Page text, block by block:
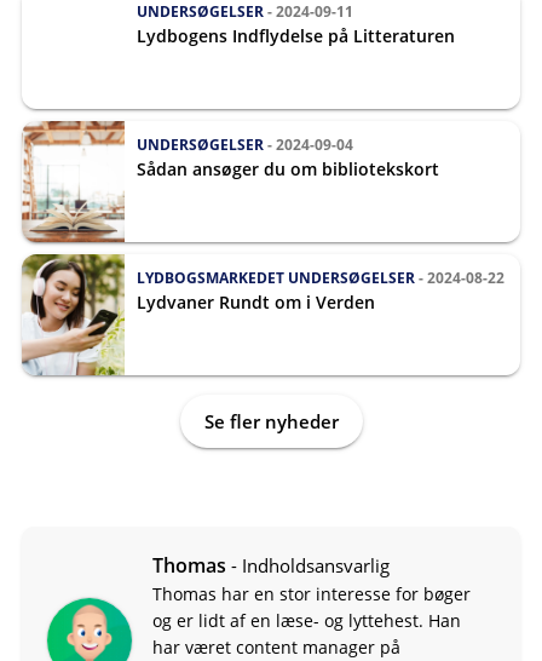
UNDERSØGELSER- 2024-09-11
Lydbogens Indflydelse på Litteraturen
UNDERSØGELSER- 2024-09-04
Sådan ansøger du om bibliotekskort
LYDBOGSMARKEDET UNDERSØGELSER- 2024-08-22
Lydvaner Rundt om i Verden
Se fler nyheder
Thomas - Indholdsansvarlig
Thomas har en stor interesse for bøger
og er lidt af en læse- og lyttehest. Han
har været content manager på